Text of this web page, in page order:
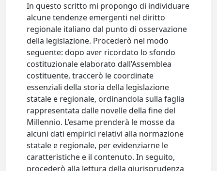
In questo scritto mi propongo di individuare
alcune tendenze emergenti nel diritto
regionale italiano dal punto di osservazione
della legislazione. Procederò nel modo
seguente: dopo aver ricordato lo sfondo
costituzionale elaborato dall’Assemblea
costituente, traccerò le coordinate
essenziali della storia della legislazione
statale e regionale, ordinandola sulla faglia
rappresentata dalle novelle della fine del
Millennio. L’esame prenderà le mosse da
alcuni dati empirici relativi alla normazione
statale e regionale, per evidenziarne le
caratteristiche e il contenuto. In seguito,
procederò alla lettura della giurisprudenza